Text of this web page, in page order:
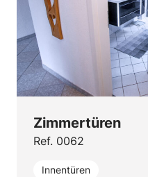
Zimmertüren
Ref. 0062
Innentüren